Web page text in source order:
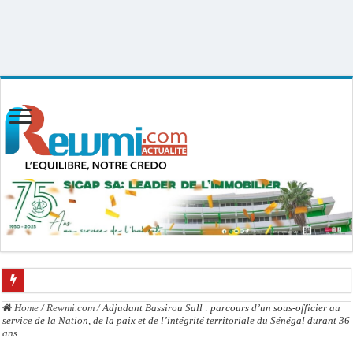
AfroBasket U18 masculin : le Sénégal domine le Rwanda et réussit son entrée
Fatick : Un carambolage entre trois véhicules fait deux blessés, dont un grave
Home / Rewmi.com / Adjudant Bassirou Sall : parcours d’un sous-officier au
service de la Nation, de la paix et de l’intégrité territoriale du Sénégal durant 36
ans